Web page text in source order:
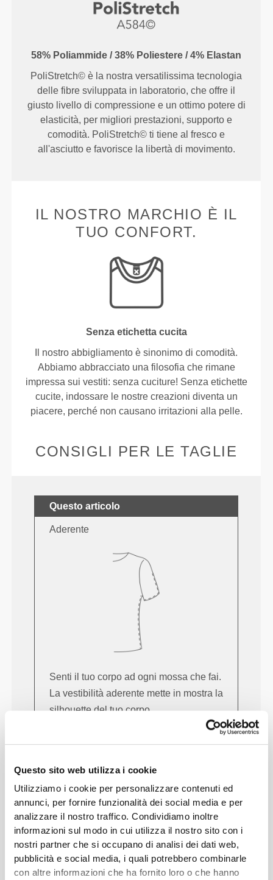
Questo sito web utilizza i cookie
Utilizziamo i cookie per personalizzare contenuti ed
annunci, per fornire funzionalità dei social media e per
analizzare il nostro traffico. Condividiamo inoltre
informazioni sul modo in cui utilizza il nostro sito con i
nostri partner che si occupano di analisi dei dati web,
pubblicità e social media, i quali potrebbero combinarle
con altre informazioni che ha fornito loro o che hanno
58% Poliammide / 38% Poliestere / 4% Elastan
PoliStretch© è la nostra versatilissima tecnologia
delle fibre sviluppata in laboratorio, che offre il
giusto livello di compressione e un ottimo potere di
elasticità, per migliori prestazioni, supporto e
comodità. PoliStretch© ti tiene al fresco e
all'asciutto e favorisce la libertà di movimento.
IL NOSTRO MARCHIO È IL
TUO CONFORT.
Senza etichetta cucita
Il nostro abbigliamento è sinonimo di comodità.
Abbiamo abbracciato una filosofia che rimane
impressa sui vestiti: senza cuciture! Senza etichette
cucite, indossare le nostre creazioni diventa un
piacere, perché non causano irritazioni alla pelle.
CONSIGLI PER LE TAGLIE
Questo articolo
Aderente
Senti il tuo corpo ad ogni mossa che fai.
La vestibilità aderente mette in mostra la
silhouette del tuo corpo.
Regolare